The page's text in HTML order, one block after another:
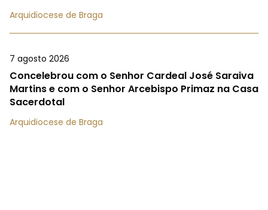
Arquidiocese de Braga
7 agosto 2026
Concelebrou com o Senhor Cardeal José Saraiva
Martins e com o Senhor Arcebispo Primaz na Casa
Sacerdotal
Arquidiocese de Braga